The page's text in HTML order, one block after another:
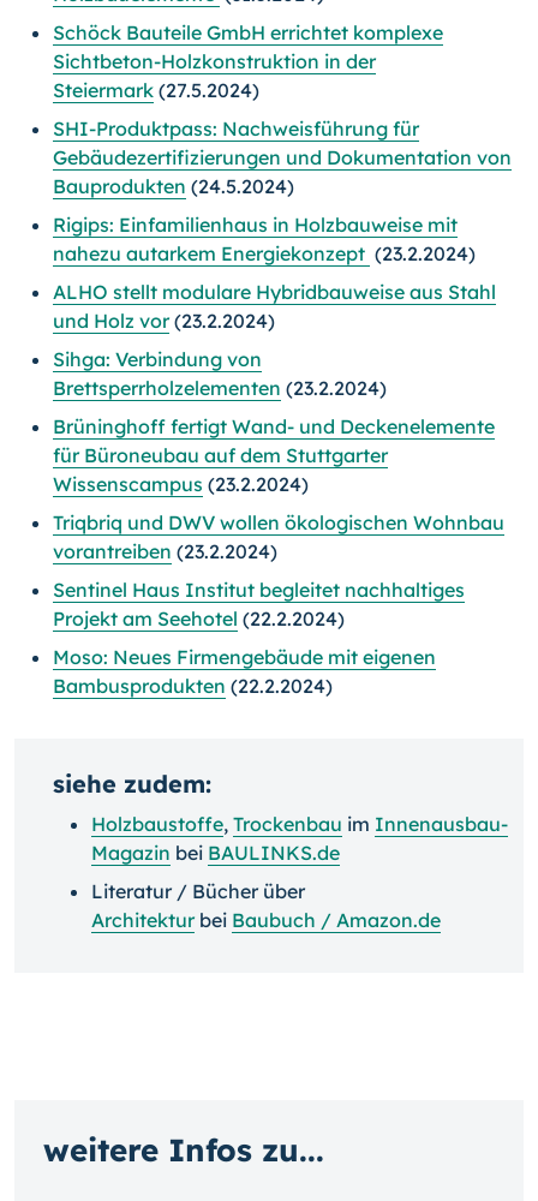
Schöck Bauteile GmbH errichtet komplexe
Sichtbeton-Holzkonstruktion in der
Steiermark (27.5.2024)
SHI-Produktpass: Nachweisführung für
Gebäudezertifizierungen und Dokumentation von
Bauprodukten (24.5.2024)
Rigips: Einfamilienhaus in Holzbauweise mit
nahezu autarkem Energiekonzept (23.2.2024)
ALHO stellt modulare Hybridbauweise aus Stahl
und Holz vor(23.2.2024)
Sihga: Verbindung von
Brettsperrholzelementen (23.2.2024)
Brüninghoff fertigt Wand- und Deckenelemente
für Büroneubau auf dem Stuttgarter
Wissenscampus (23.2.2024)
Triqbriq und DWV wollen ökologischen Wohnbau
vorantreiben (23.2.2024)
Sentinel Haus Institut begleitet nachhaltiges
Projekt am Seehotel (22.2.2024)
Moso: Neues Firmengebäude mit eigenen
Bambusprodukten (22.2.2024)
siehe zudem:
Holzbaustoffe, Trockenbau im Innenausbau-
Magazin bei BAULINKS.de
Literatur / Bücher über
Architekturbei Baubuch / Amazon.de
weitere Infos zu...